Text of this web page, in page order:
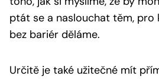
ptát se a naslouchat těm,
bez bariér děláme.
Určitě je také užitečné mít